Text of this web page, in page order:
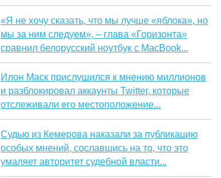
«Я не хочу сказать, что мы лучше «яблока», но
мы за ним следуем», – глава «Горизонта»
сравнил белорусский ноутбук с MacBook...
Илон Маск прислушился к мнению миллионов
и разблокировал аккаунты Twitter, которые
отслеживали его местоположение...
Судью из Кемерова наказали за публикацию
особых мнений, сославшись на то, что это
умаляет авторитет судебной власти...